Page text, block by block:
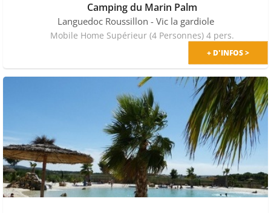
Camping du Marin Palm
Languedoc Roussillon - Vic la gardiole
Mobile Home Supérieur (4 Personnes) 4 pers.
+ D'INFOS >